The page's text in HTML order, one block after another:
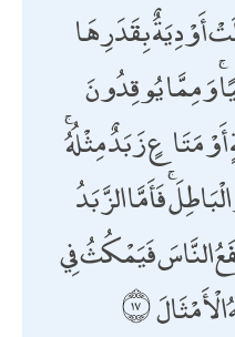
أَوْدِيَةٌ بِقَدَرِهَا
وَمِمَّا يُوقِدُونَ
أَوْ مَتَاعٍ زَبَدٌ مِثْلُهُ
فَأَمَّا الزَّبَدُ
النَّاسَ فَيَمْكُثُ فِي